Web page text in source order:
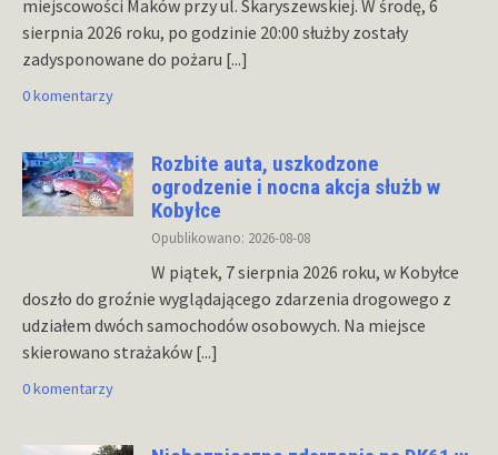
miejscowości Maków przy ul. Skaryszewskiej. W środę, 6
sierpnia 2026 roku, po godzinie 20:00 służby zostały
zadysponowane do pożaru [...]
0 komentarzy
Rozbite auta, uszkodzone
ogrodzenie i nocna akcja służb w
Kobyłce
Opublikowano: 2026-08-08
W piątek, 7 sierpnia 2026 roku, w Kobyłce
doszło do groźnie wyglądającego zdarzenia drogowego z
udziałem dwóch samochodów osobowych. Na miejsce
skierowano strażaków [...]
0 komentarzy